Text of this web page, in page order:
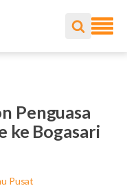
Penguasa
ke Bogasari
Pusat